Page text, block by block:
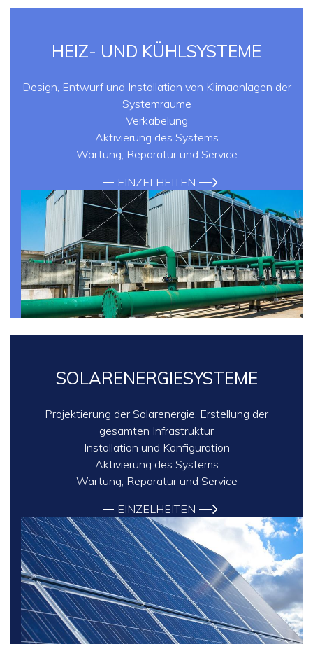
HEIZ- UND KÜHLSYSTEME
Design, Entwurf und Installation von Klimaanlagen der
Systemräume
Verkabelung
Aktivierung des Systems
Wartung, Reparatur und Service
EINZELHEITEN
SOLARENERGIESYSTEME
Projektierung der Solarenergie, Erstellung der
gesamten Infrastruktur
Installation und Konfiguration
Aktivierung des Systems
Wartung, Reparatur und Service
EINZELHEITEN